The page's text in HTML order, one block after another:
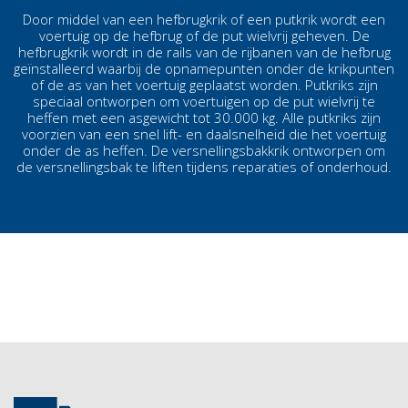
Door middel van een hefbrugkrik of een putkrik wordt een
voertuig op de hefbrug of de put wielvrij geheven. De
hefbrugkrik wordt in de rails van de rijbanen van de hefbrug
geïnstalleerd waarbij de opnamepunten onder de krikpunten
of de as van het voertuig geplaatst worden. Putkriks zijn
speciaal ontworpen om voertuigen op de put wielvrij te
heffen met een asgewicht tot 30.000 kg. Alle putkriks zijn
voorzien van een snel lift- en daalsnelheid die het voertuig
onder de as heffen. De versnellingsbakkrik ontworpen om
de versnellingsbak te liften tijdens reparaties of onderhoud.